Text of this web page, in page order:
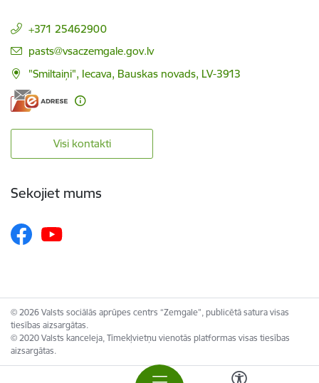
+371 25462900
E-pasts:
pasts@vsaczemgale.gov.lv
"Smiltaiņi", Iecava, Bauskas novads, LV-3913
Visi kontakti
Sekojiet mums
© 2026 Valsts sociālās aprūpes centrs “Zemgale”, publicētā satura visas
tiesības aizsargātas.
© 2020 Valsts kanceleja, Tīmekļvietņu vienotās platformas visas tiesības
aizsargātas.